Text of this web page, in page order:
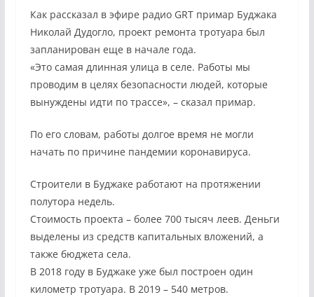
Как рассказал в эфире радио GRT примар Буджака
Николай Дудогло, проект ремонта тротуара был
запланирован еще в начале года.
«Это самая длинная улица в селе. Работы мы
проводим в целях безопасности людей, которые
вынуждены идти по трассе», – сказал примар.
По его словам, работы долгое время не могли
начать по причине пандемии коронавируса.
Строители в Буджаке работают на протяжении
полутора недель.
Стоимость проекта – более 700 тысяч леев. Деньги
выделены из средств капитальных вложений, а
также бюджета села.
В 2018 году в Буджаке уже был построен один
километр тротуара. В 2019 – 540 метров.